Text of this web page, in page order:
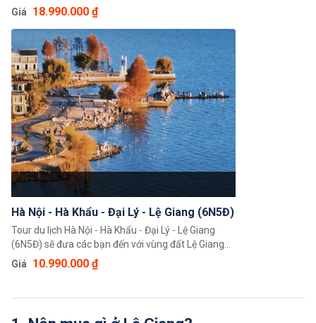
quan, khám phá những cảnh đẹp tuyệt vời với
những ngọn đồi xanh, hồ nước đẹp và đô thị hoa
bạt ngàn. Đây thực sự sẽ là một trải nghiệm đáng
nhớ của du khách về thiên nhiên con người và cả
văn hoá của xứ Trung Hoa.
Giá 18.990.000 ₫
Hà Nội - Hà Khẩu - Đại Lý - Lệ Giang (6N5Đ)
Tour du lịch Hà Nội - Hà Khẩu - Đại Lý - Lệ Giang
(6N5Đ) sẽ đưa các bạn đến với vùng đất Lệ Giang
nổi tiếng với phong cảnh đẹp như tranh vẽ với
những con đường đèo, dòng sông xanh, thị trấn cổ
những công trình kiến trúc cổ, văn hoá và ẩm thực
Giá 10.990.000 ₫